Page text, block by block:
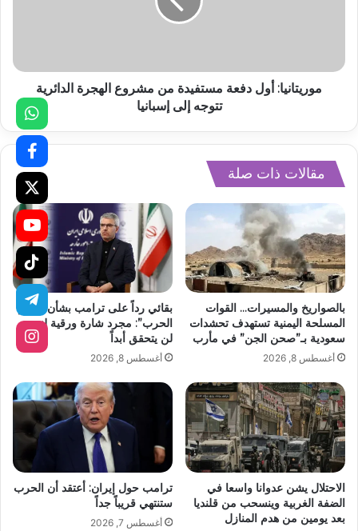
موريتانيا: أول دفعة مستفيدة من مشروع الهجرة الدائرية
تتوجه إلى إسبانيا
مقالات ذات صلة
بالصواريخ والمسيرات… القوات
المسلحة اليمنية تستهدف تحشدات
سعودية بـ”صحن الجن” في مأرب
أغسطس 8, 2026
بقائي رداً على ترامب بشأن “غنائم
الحرب”: مجرد شارة ورقية لنصر
لن يتحقق أبداً
أغسطس 8, 2026
الاحتلال يشن عدوانا واسعا في
الضفة الغربية وينسحب من قلنديا
بعد يومين من هدم المنازل
ترامب حول إيران: أعتقد أن الحرب
ستنتهي قريباً جداً
أغسطس 7, 2026